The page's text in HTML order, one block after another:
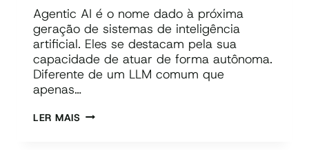
Agentic AI é o nome dado à próxima
geração de sistemas de inteligência
artificial. Eles se destacam pela sua
capacidade de atuar de forma autônoma.
Diferente de um LLM comum que
apenas…
LER MAISAGENTIC